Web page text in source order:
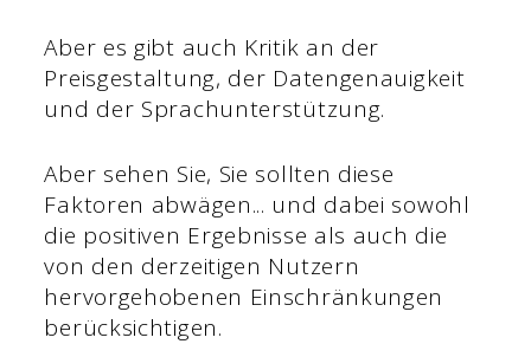
Aber es gibt auch Kritik an der
Preisgestaltung, der Datengenauigkeit
und der Sprachunterstützung.
Aber sehen Sie, Sie sollten diese
Faktoren abwägen... und dabei sowohl
die positiven Ergebnisse als auch die
von den derzeitigen Nutzern
hervorgehobenen Einschränkungen
berücksichtigen.